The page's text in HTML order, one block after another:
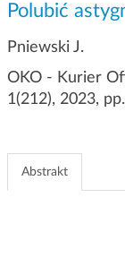
Polubić
Pniewski J.
OKO - Kurier
1(212), 2023,
Abstrakt